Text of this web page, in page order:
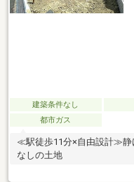
建築条件なし
都市ガス
≪駅徒歩11分×自由設計≫静
なしの土地